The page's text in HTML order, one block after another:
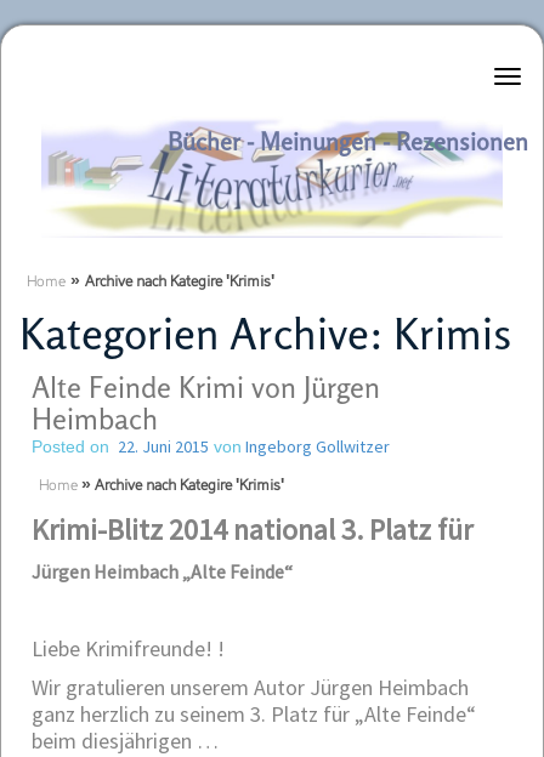
Literaturkurier.net
Bücher - Meinungen - Rezensionen
Home » Archive nach Kategire 'Krimis'
Kategorien Archive: Krimis
Alte Feinde Krimi von Jürgen
Heimbach
Posted on 22. Juni 2015 von Ingeborg Gollwitzer
Home » Archive nach Kategire 'Krimis'
Krimi-Blitz 2014 national3. Platz für
Jürgen Heimbach „Alte Feinde“
Liebe Krimifreunde! !
Wir gratulieren unserem Autor Jürgen Heimbach
ganz herzlich zu seinem 3. Platz für „Alte Feinde“
beim diesjährigen …